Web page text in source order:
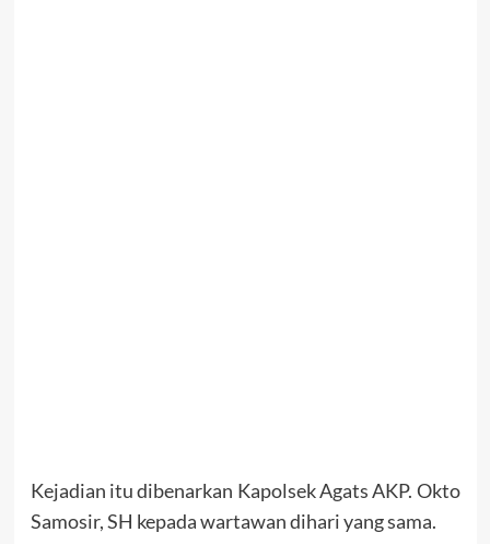
Kejadian itu dibenarkan Kapolsek Agats AKP. Okto
Samosir, SH kepada wartawan dihari yang sama.